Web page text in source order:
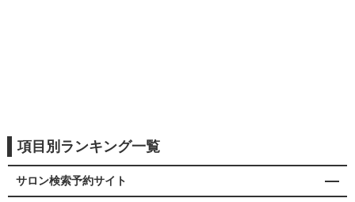
項目別ランキング一覧
サロン検索予約サイト